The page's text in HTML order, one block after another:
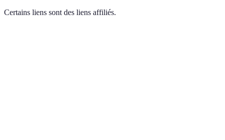
Certains liens sont des liens affiliés.